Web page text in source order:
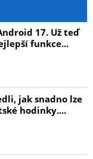
17. Už teď
funkce...
jak snadno lze
hodinky....